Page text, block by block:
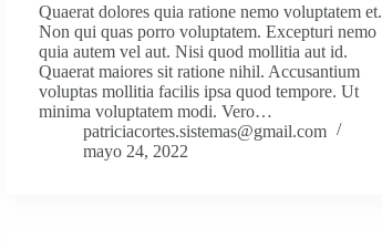
Quaerat dolores quia ratione nemo voluptatem et.
Non qui quas porro voluptatem. Excepturi nemo
quia autem vel aut. Nisi quod mollitia aut id.
Quaerat maiores sit ratione nihil. Accusantium
voluptas mollitia facilis ipsa quod tempore. Ut
minima voluptatem modi. Vero…
patriciacortes.sistemas@gmail.com
mayo 24, 2022